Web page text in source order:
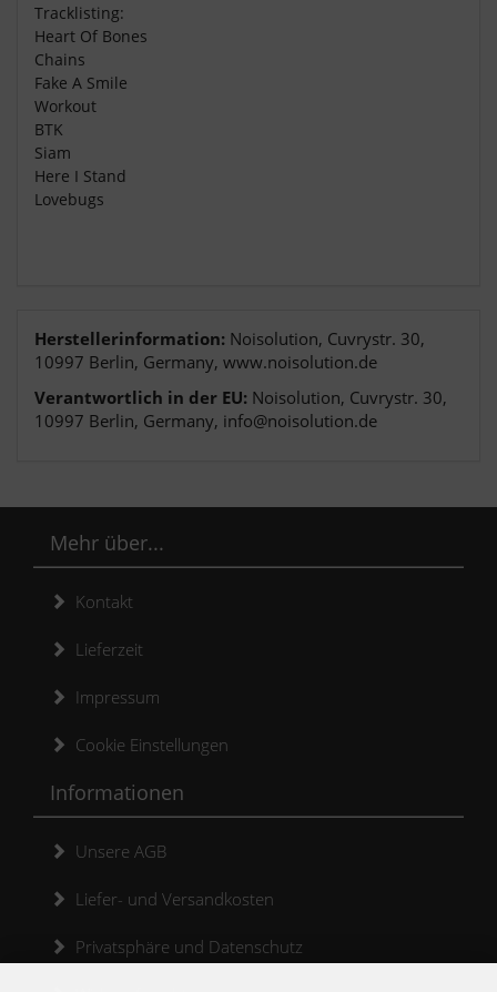
Tracklisting:
Heart Of Bones
Chains
Fake A Smile
Workout
BTK
Siam
Here I Stand
Lovebugs
Herstellerinformation: Noisolution, Cuvrystr. 30,
10997 Berlin, Germany, www.noisolution.de
Verantwortlich in der EU: Noisolution, Cuvrystr. 30,
10997 Berlin, Germany, info@noisolution.de
Mehr über...
Kontakt
Lieferzeit
Impressum
Cookie Einstellungen
Informationen
Unsere AGB
Liefer- und Versandkosten
Privatsphäre und Datenschutz